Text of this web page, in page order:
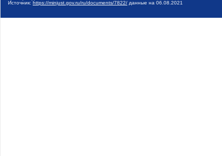
Источник: https://minjust.gov.ru/ru/documents/7822/ данные на 06.08.2021